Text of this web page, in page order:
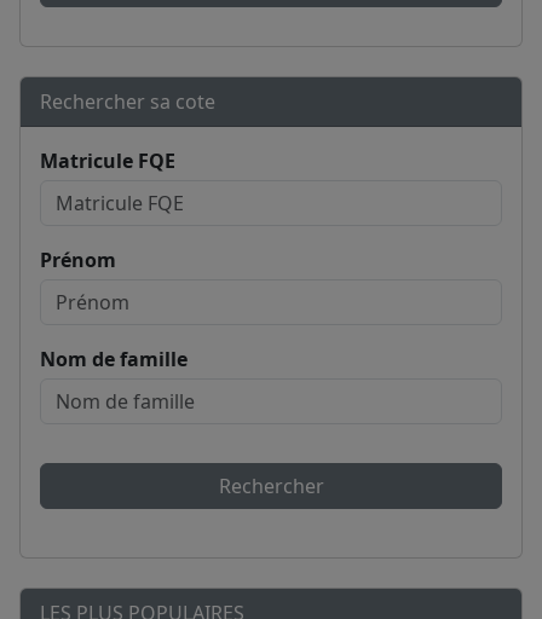
Rechercher sa cote
Matricule FQE
Prénom
Nom de famille
Rechercher
LES PLUS POPULAIRES